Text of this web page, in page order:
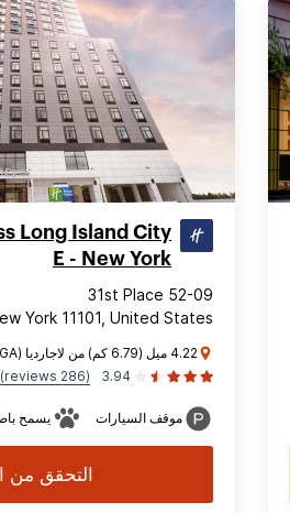
Long Island City
E - New York
52-09 31st Place
York 11101, United States
4.22 ميل (6.79 كم) من لاجارديا (LGA)
3.94
(286 reviews)
موقف السيارات يسمح
التحقق من